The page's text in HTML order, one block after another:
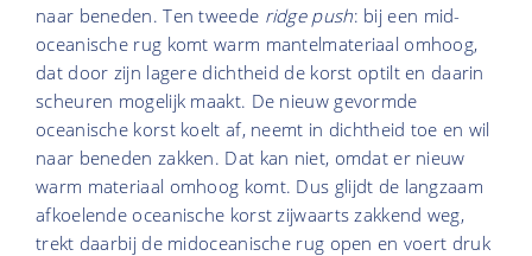
naar beneden. Ten tweede ridge push: bij een mid-
oceanische rug komt warm mantelmateriaal omhoog,
dat door zijn lagere dichtheid de korst optilt en daarin
scheuren mogelijk maakt. De nieuw gevormde
oceanische korst koelt af, neemt in dichtheid toe en wil
naar beneden zakken. Dat kan niet, omdat er nieuw
warm materiaal omhoog komt. Dus glijdt de langzaam
afkoelende oceanische korst zijwaarts zakkend weg,
trekt daarbij de midoceanische rug open en voert druk